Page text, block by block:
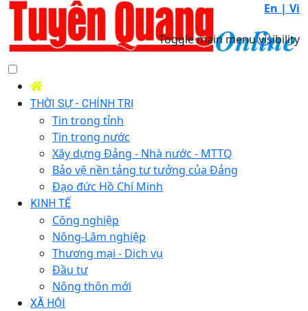
En | Vi
Toggle main menu visibility
THỜI SỰ - CHÍNH TRỊ
Tin trong tỉnh
Tin trong nước
Xây dựng Đảng - Nhà nước - MTTQ
Bảo vệ nền tảng tư tưởng của Đảng
Đạo đức Hồ Chí Minh
KINH TẾ
Công nghiệp
Nông-Lâm nghiệp
Thương mại - Dịch vụ
Đầu tư
Nông thôn mới
XÃ HỘI